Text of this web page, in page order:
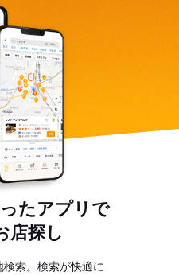
たアプリで
店探し
索。検索が快適に